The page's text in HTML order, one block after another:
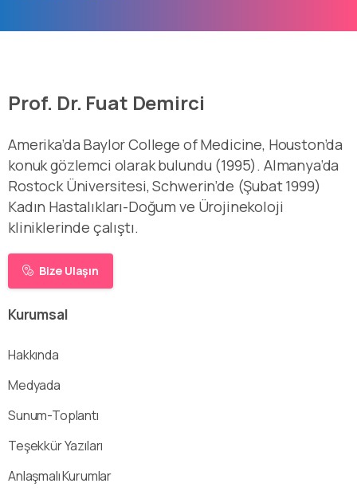
Prof. Dr. Fuat Demirci
Amerika’da Baylor College of Medicine, Houston’da
konuk gözlemci olarak bulundu (1995). Almanya’da
Rostock Üniversitesi, Schwerin’de (Şubat 1999)
Kadın Hastalıkları-Doğum ve Ürojinekoloji
kliniklerinde çalıştı.
Bize Ulaşın
Kurumsal
Hakkında
Medyada
Sunum-Toplantı
Teşekkür Yazıları
Anlaşmalı Kurumlar